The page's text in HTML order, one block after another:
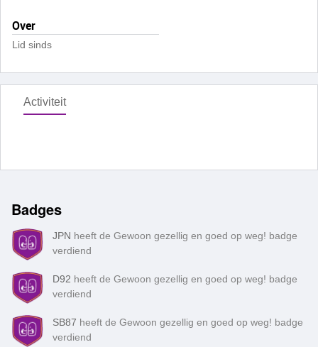
Over
Lid sinds
Activiteit
Badges
JPN heeft de Gewoon gezellig en goed op weg! badge
verdiend
D92 heeft de Gewoon gezellig en goed op weg! badge
verdiend
SB87 heeft de Gewoon gezellig en goed op weg! badge
verdiend